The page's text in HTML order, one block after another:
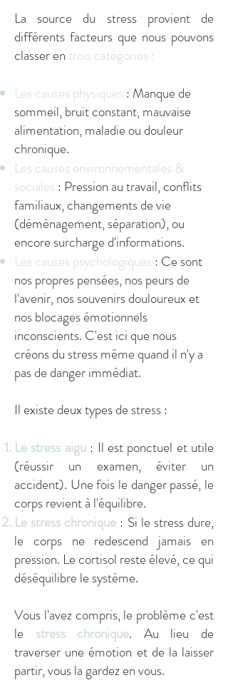
La source du stress provient de
différents facteurs que nous pouvons
classer en trois catégories :
Les causes physiques : Manque de
sommeil, bruit constant, mauvaise
alimentation, maladie ou douleur
chronique.
Les causes environnementales &
sociales : Pression au travail, conflits
familiaux, changements de vie
(déménagement, séparation), ou
encore surcharge d'informations.
Les causes psychologiques : Ce sont
nos propres pensées, nos peurs de
l'avenir, nos souvenirs douloureux et
nos blocages émotionnels
inconscients. C'est ici que nous
créons du stress même quand il n'y a
pas de danger immédiat.
Il existe deux types de stress :
Le stress aigu : Il est ponctuel et utile
(réussir un examen, éviter un
accident). Une fois le danger passé, le
corps revient à l'équilibre.
Le stress chronique : Si le stress dure,
le corps ne redescend jamais en
pression. Le cortisol reste élevé, ce qui
déséquilibre le système.
Vous l'avez compris, le problème c'est
le stress chronique. Au lieu de
traverser une émotion et de la laisser
partir, vous la gardez en vous.